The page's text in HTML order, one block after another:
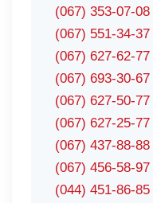
(067) 353-07-08
(067) 551-34-37
(067) 627-62-77
(067) 693-30-67
(067) 627-50-77
(067) 627-25-77
(067) 437-88-88
(067) 456-58-97
(044) 451-86-85